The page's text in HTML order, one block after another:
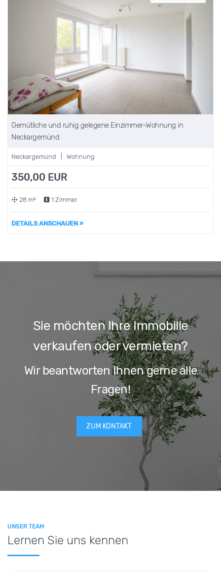
Gemütliche und ruhig gelegene Einzimmer-Wohnung in
Neckargemünd
Neckargemünd | Wohnung
350,00 EUR
28 m² 1 Zimmer
DETAILS ANSCHAUEN »
Sie möchten Ihre Immobilie
verkaufen oder vermieten?
Wir beantworten Ihnen gerne alle
Fragen!
ZUM KONTAKT
UNSER TEAM
Lernen Sie uns kennen